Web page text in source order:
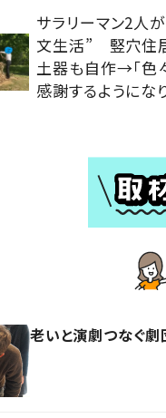
サラリーマン2人
文生活” 竪穴住
土器も自作→「色
感謝するようにな
老いと演劇つなぐ